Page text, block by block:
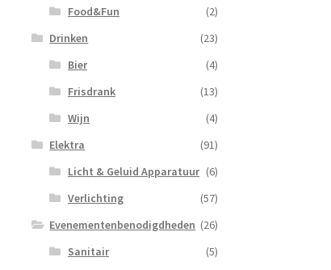
Food&Fun
(2)
Drinken
(23)
Bier
(4)
Frisdrank
(13)
Wijn
(4)
Elektra
(91)
Licht & Geluid Apparatuur (6)
Verlichting
(57)
Evenementenbenodigdheden (26)
Sanitair
(5)